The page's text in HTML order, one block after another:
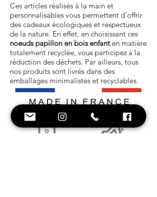
Ces articles réalisés à la main et
personnalisables vous permettent d’offrir
des cadeaux écologiques et respectueux
de la nature. En effet, en choisissant ces
noeuds papillon en bois enfanten matière
totalement recyclée, vous participez à la
réduction des déchets. Par ailleurs, tous
nos produits sont livrés dans des
emballages minimalistes et recyclables.